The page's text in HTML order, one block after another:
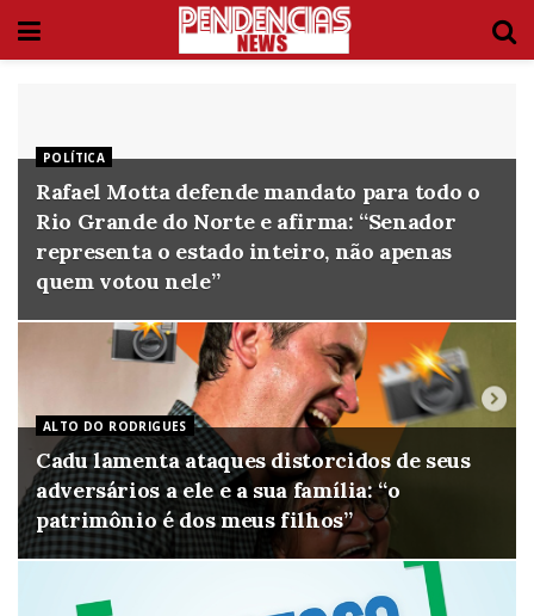
POLÍTICA
Rafael Motta defende mandato para todo o
Rio Grande do Norte e afirma: “Senador
representa o estado inteiro, não apenas
quem votou nele”
ALTO DO RODRIGUES
Cadu lamenta ataques distorcidos de seus
adversários a ele e a sua família: “o
patrimônio é dos meus filhos”